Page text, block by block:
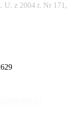
U. z 2004 r. Nr 171,